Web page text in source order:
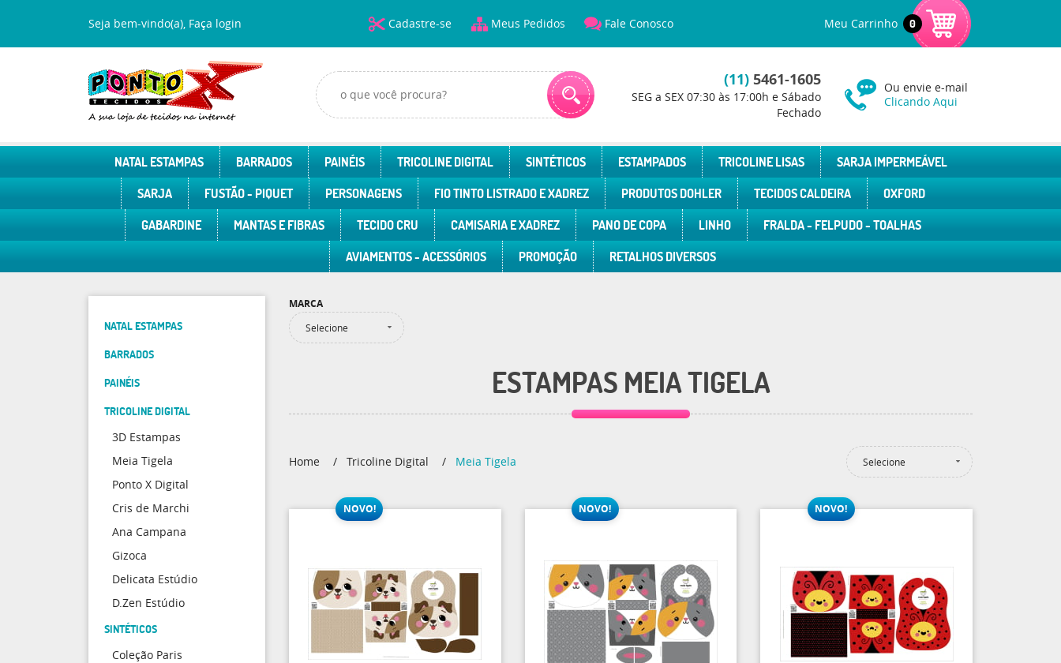
Seja bem-vindo(a), Faça login Cadastre-se Meus Pedidos Fale Conosco Meu Carrinho 0
(11) 5461-1605
SEG a SEX 07:30 às 17:00h e Sábado
Fechado
Ou envie e-mail
Clicando Aqui
NATAL ESTAMPAS BARRADOS PAINÉIS TRICOLINE DIGITAL SINTÉTICOS ESTAMPADOS TRICOLINE LISAS
SARJA IMPERMEÁVEL
SARJA
FUSTÃO - PIQUET PERSONAGENS FIO TINTO LISTRADO E XADREZ PRODUTOS DOHLER TECIDOS CALDEIRA
OXFORD
GABARDINE
MANTAS E FIBRAS TECIDO CRU CAMISARIA E XADREZ PANO DE COPA LINHO
FRALDA - FELPUDO - TOALHAS
AVIAMENTOS - ACESSÓRIOS
PROMOÇÃO RETALHOS DIVERSOS
NATAL ESTAMPAS
BARRADOS
PAINÉIS
TRICOLINE DIGITAL
3D Estampas
Meia Tigela
Ponto X Digital
Cris de Marchi
Ana Campana
Gizoca
Delicata Estúdio
D.Zen Estúdio
SINTÉTICOS
Coleção Paris
MARCA
Selecione
ESTAMPAS MEIA TIGELA
Home Tricoline Digital Meia Tigela Selecione